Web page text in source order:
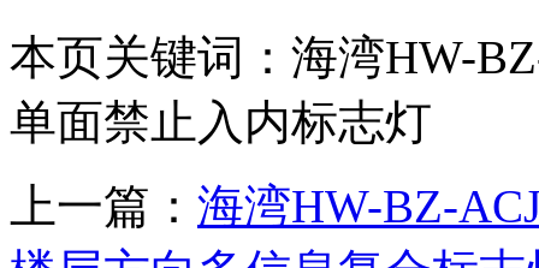
本页关键词：海湾HW-
单面禁止入内标志灯
上一篇： 海湾HW-BZ-